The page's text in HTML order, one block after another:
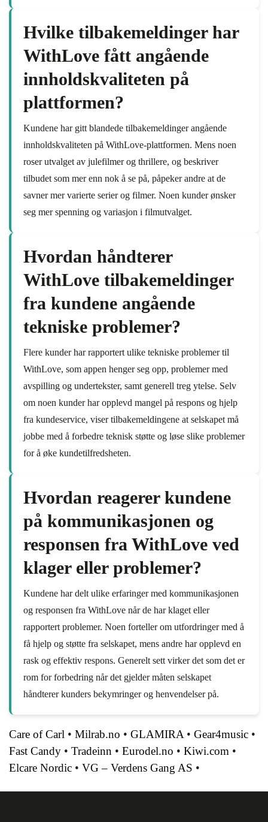
Hvilke tilbakemeldinger har
WithLove fått angående
innholdskvaliteten på
plattformen?
Kundene har gitt blandede tilbakemeldinger angående
innholdskvaliteten på WithLove-plattformen. Mens noen
roser utvalget av julefilmer og thrillere, og beskriver
tilbudet som mer enn nok å se på, påpeker andre at de
savner mer varierte serier og filmer. Noen kunder ønsker
seg mer spenning og variasjon i filmutvalget.
Hvordan håndterer
WithLove tilbakemeldinger
fra kundene angående
tekniske problemer?
Flere kunder har rapportert ulike tekniske problemer til
WithLove, som appen henger seg opp, problemer med
avspilling og undertekster, samt generell treg ytelse. Selv
om noen kunder har opplevd mangel på respons og hjelp
fra kundeservice, viser tilbakemeldingene at selskapet må
jobbe med å forbedre teknisk støtte og løse slike problemer
for å øke kundetilfredsheten.
Hvordan reagerer kundene
på kommunikasjonen og
responsen fra WithLove ved
klager eller problemer?
Kundene har delt ulike erfaringer med kommunikasjonen
og responsen fra WithLove når de har klaget eller
rapportert problemer. Noen forteller om utfordringer med å
få hjelp og støtte fra selskapet, mens andre har opplevd en
rask og effektiv respons. Generelt sett virker det som det er
rom for forbedring når det gjelder måten selskapet
håndterer kunders bekymringer og henvendelser på.
Care of Carl • Milrab.no • GLAMIRA • Gear4music •
Fast Candy • Tradeinn • Eurodel.no • Kiwi.com •
Elcare Nordic • VG – Verdens Gang AS •